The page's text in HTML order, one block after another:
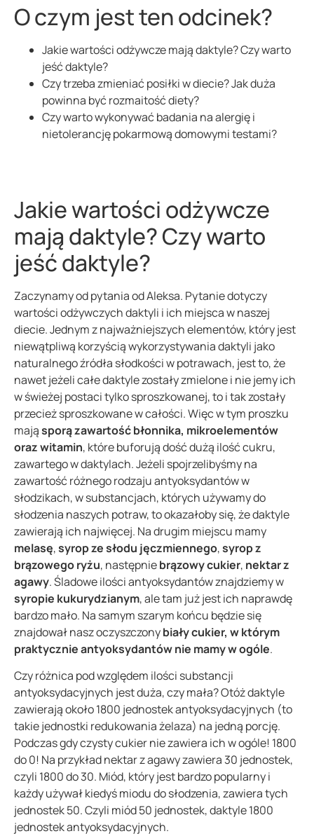
O czym jest ten odcinek?
Jakie wartości odżywcze mają daktyle? Czy warto
jeść daktyle?
Czy trzeba zmieniać posiłki w diecie? Jak duża
powinna być rozmaitość diety?
Czy warto wykonywać badania na alergię i
nietolerancję pokarmową domowymi testami?
Jakie wartości odżywcze
mają daktyle? Czy warto
jeść daktyle?
Zaczynamy od pytania od Aleksa. Pytanie dotyczy
wartości odżywczych daktyli i ich miejsca w naszej
diecie. Jednym z najważniejszych elementów, który jest
niewątpliwą korzyścią wykorzystywania daktyli jako
naturalnego źródła słodkości w potrawach, jest to, że
nawet jeżeli całe daktyle zostały zmielone i nie jemy ich
w świeżej postaci tylko sproszkowanej, to i tak zostały
przecież sproszkowane w całości. Więc w tym proszku
mająsporą zawartość błonnika, mikroelementów
oraz witamin, które buforują dość dużą ilość cukru,
zawartego w daktylach. Jeżeli spojrzelibyśmy na
zawartość różnego rodzaju antyoksydantów w
słodzikach, w substancjach, których używamy do
słodzenia naszych potraw, to okazałoby się, że daktyle
zawierają ich najwięcej. Na drugim miejscu mamy
melasę,syrop ze słodu jęczmiennego,syrop z
brązowego ryżu, następniebrązowy cukier, nektar z
agawy. Śladowe ilości antyoksydantów znajdziemy w
syropie kukurydzianym, ale tam już jest ich naprawdę
bardzo mało. Na samym szarym końcu będzie się
znajdował nasz oczyszczonybiały cukier, w którym
praktycznie antyoksydantów nie mamy w ogóle.
Czy różnica pod względem ilości substancji
antyoksydacyjnych jest duża, czy mała? Otóż daktyle
zawierają około 1800 jednostek antyoksydacyjnych (to
takie jednostki redukowania żelaza) na jedną porcję.
Podczas gdy czysty cukier nie zawiera ich w ogóle! 1800
do 0! Na przykład nektar z agawy zawiera 30 jednostek,
czyli 1800 do 30. Miód, który jest bardzo popularny i
każdy używał kiedyś miodu do słodzenia, zawiera tych
jednostek 50. Czyli miód 50 jednostek, daktyle 1800
jednostek antyoksydacyjnych.